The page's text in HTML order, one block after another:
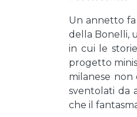
Un annetto
della Bonelli,
in cui le
progetto
milanese
sventolati da
che il